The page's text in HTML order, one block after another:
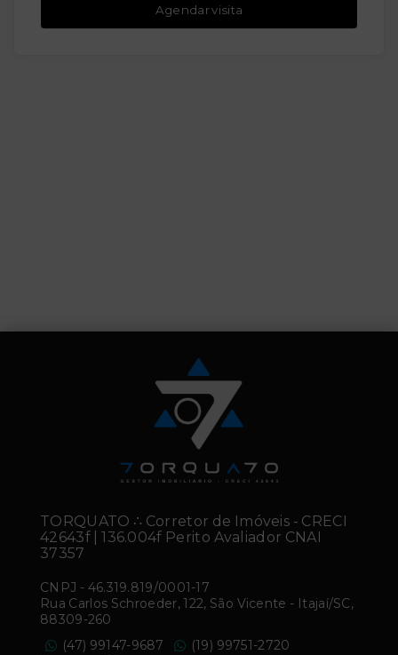
Agendar visita
TORQUATO ∴ Corretor de Imóveis - CRECI
42643f | 136.004f Perito Avaliador CNAI
37357
CNPJ - 46.319.819/0001-17
Rua Carlos Schroeder, 122, São Vicente - Itajaí/SC,
88309-260
(47) 99147-9687
(19) 99751-2720